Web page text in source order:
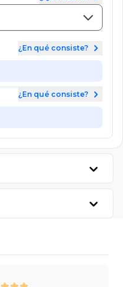
¿En qué consiste?
¿En qué consiste?